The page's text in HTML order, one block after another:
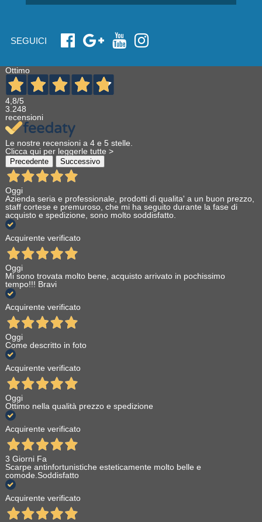
SEGUICI
Ottimo
4,8/5
3.248
recensioni
Le nostre recensioni a 4 e 5 stelle.
Clicca qui per leggerle tutte >
Precedente Successivo
Oggi
Azienda seria e professionale, prodotti di qualita' a un buon prezzo,
staff cortese e premuroso, che mi ha seguito durante la fase di
acquisto e spedizione, sono molto soddisfatto.
Acquirente verificato
Oggi
Mi sono trovata molto bene, acquisto arrivato in pochissimo
tempo!!! Bravi
Acquirente verificato
Oggi
Come descritto in foto
Acquirente verificato
Oggi
Ottimo nella qualità prezzo e spedizione
Acquirente verificato
3 Giorni Fa
Scarpe antinfortunistiche esteticamente molto belle e
comode.Soddisfatto
Acquirente verificato